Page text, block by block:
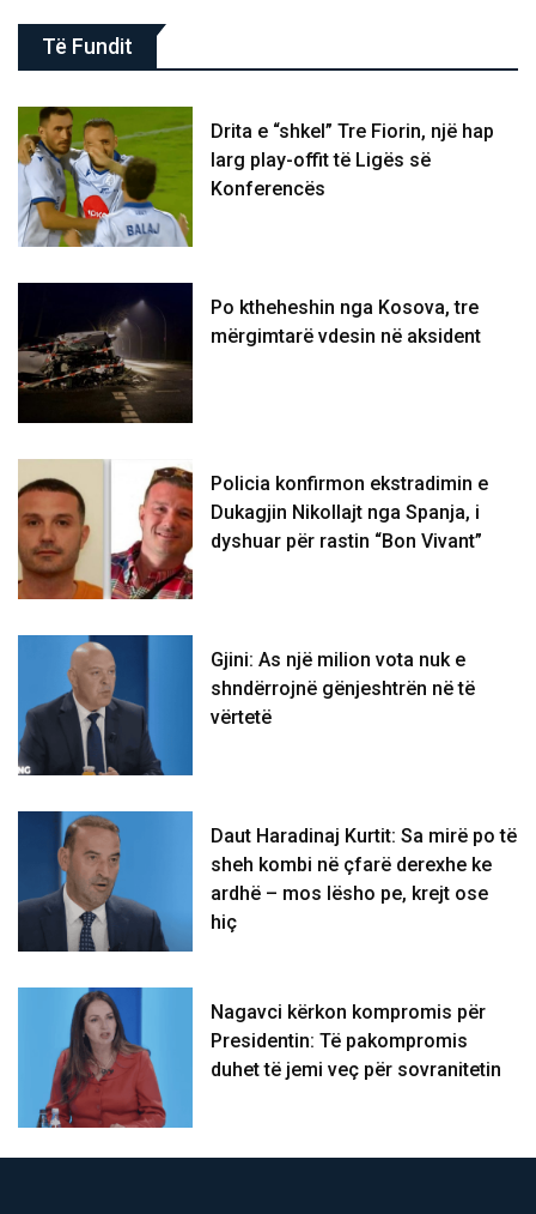
Të Fundit
Drita e “shkel” Tre Fiorin, një hap
larg play-offit të Ligës së
Konferencës
Po ktheheshin nga Kosova, tre
mërgimtarë vdesin në aksident
Policia konfirmon ekstradimin e
Dukagjin Nikollajt nga Spanja, i
dyshuar për rastin “Bon Vivant”
Gjini: As një milion vota nuk e
shndërrojnë gënjeshtrën në të
vërtetë
Daut Haradinaj Kurtit: Sa mirë po të
sheh kombi në çfarë derexhe ke
ardhë – mos lësho pe, krejt ose
hiç
Nagavci kërkon kompromis për
Presidentin: Të pakompromis
duhet të jemi veç për sovranitetin